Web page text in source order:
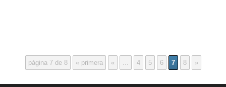
página 7 de 8 « primera « ... 4 5 6 7 8 »